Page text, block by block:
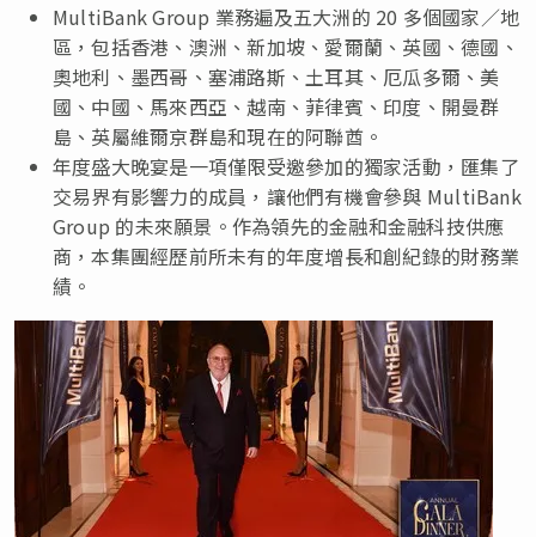
MultiBank Group 業務遍及五大洲的 20 多個國家／地
區，包括香港、澳洲、新加坡、愛爾蘭、英國、德國、
奧地利、墨西哥、塞浦路斯、土耳其、厄瓜多爾、美
國、中國、馬來西亞、越南、菲律賓、印度、開曼群
島、英屬維爾京群島和現在的阿聯酋。
年度盛大晚宴是一項僅限受邀參加的獨家活動，匯集了
交易界有影響力的成員，讓他們有機會參與 MultiBank
Group 的未來願景。作為領先的金融和金融科技供應
商，本集團經歷前所未有的年度增長和創紀錄的財務業
績。